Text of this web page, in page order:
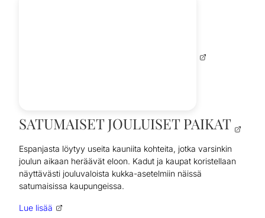
SATUMAISET JOULUISET PAIKAT
Espanjasta löytyy useita kauniita kohteita, jotka varsinkin
joulun aikaan heräävät eloon. Kadut ja kaupat koristellaan
näyttävästi jouluvaloista kukka-asetelmiin näissä
satumaisissa kaupungeissa.
Lue lisää